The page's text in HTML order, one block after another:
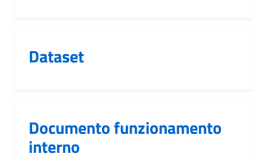
Dataset
Documento funzionamento
interno